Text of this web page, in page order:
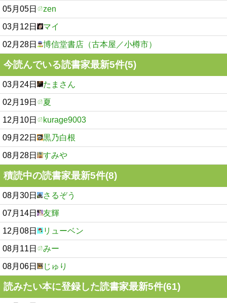
05月05日 zen
03月12日 マイ
02月28日 博信堂書店（古本屋／小樽市）
今読んでいる読書家最新5件(5)
03月24日 たまさん
02月19日 夏
12月10日 kurage9003
09月22日 黒乃白根
08月28日 すみや
積読中の読書家最新5件(8)
08月30日 さるぞう
07月14日 友輝
12月08日 リューベン
08月11日 みー
08月06日 じゅり
読みたい本に登録した読書家最新5件(61)